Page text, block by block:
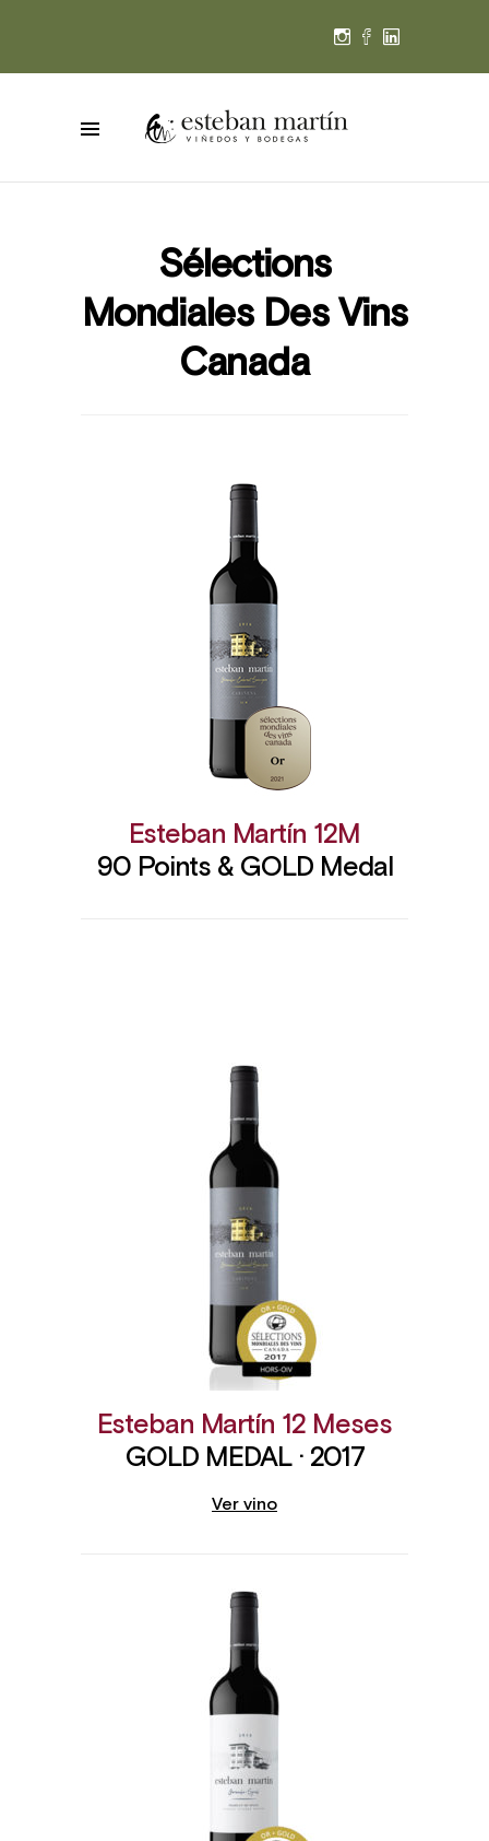
Sélections
Mondiales Des Vins
Canada
Esteban Martín 12M
90 Points & GOLD Medal
Esteban Martín 12 Meses
GOLD MEDAL · 2017
Ver vino